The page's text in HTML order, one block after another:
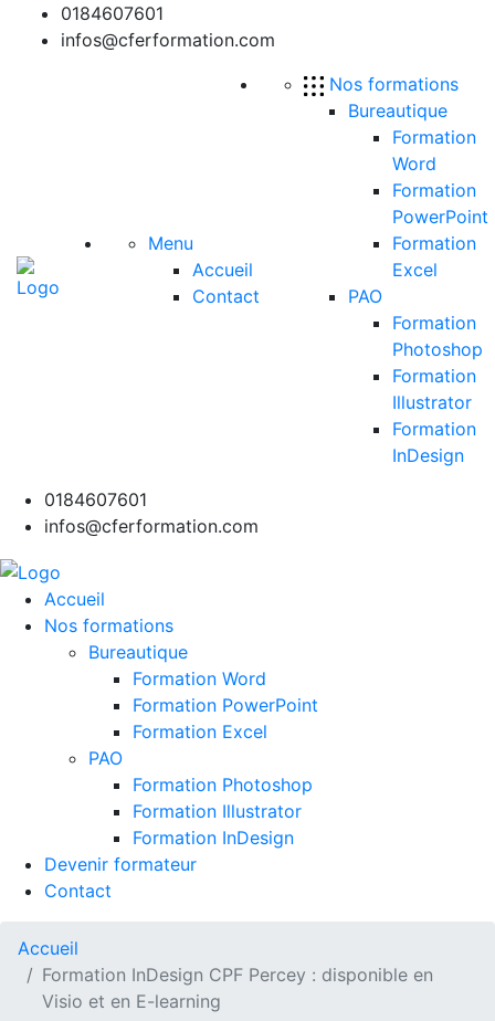
0184607601
infos@cferformation.com
Menu
Accueil
Contact
Nos formations
Bureautique
Formation
Word
Formation
PowerPoint
Formation
Excel
PAO
Formation
Photoshop
Formation
Illustrator
Formation
InDesign
0184607601
infos@cferformation.com
Accueil
Nos formations
Bureautique
Formation Word
Formation PowerPoint
Formation Excel
PAO
Formation Photoshop
Formation Illustrator
Formation InDesign
Devenir formateur
Contact
Accueil
Formation InDesign CPF Percey : disponible en
Visio et en E-learning